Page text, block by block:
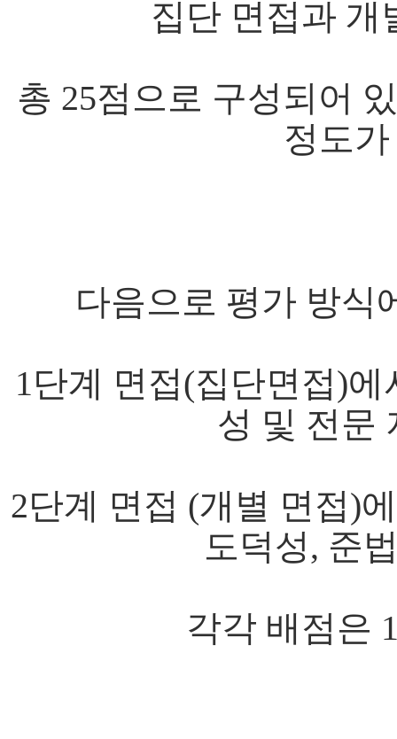
집단 면접과 개
총 25점으로 구성되어
정도
다음으로 평가 방식
1단계 면접(집단면접)
성 및 전문
2단계 면접 (개별 면접)
도덕성, 준
각각 배점은